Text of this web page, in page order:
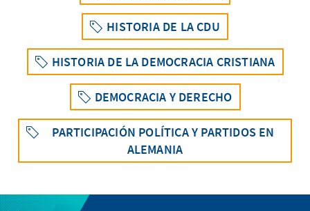
HISTORIA DE LA CDU
HISTORIA DE LA DEMOCRACIA CRISTIANA
DEMOCRACIA Y DERECHO
PARTICIPACIÓN POLÍTICA Y PARTIDOS EN
ALEMANIA